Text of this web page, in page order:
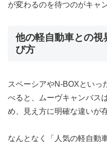
が変わるのを待つのがキャ
他の軽自動車との視
び方
スペーシアやN-BOXといっ
べると、ムーヴキャンバス
め、見え方に明確な違いが
なんとなく「人気の軽自動